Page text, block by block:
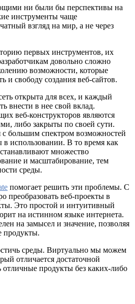
ни были бы перспективы на
инструменты чаще
взгляд на мир, а не через
первых инструментов, их
довольно сложно
возможности, которые
и свободу создания веб-сайтов.
открыта для всех, и каждый
внести в нее свой вклад.
веб-конструкторов являются
либо закрыты по своей сути.
большим спектром возможностей
использовании. В то время как
множество
и масштабирование, тем
среды.
помогает решить эти проблемы. С
веб-проекты в
Это простой и интуитивный
на истинном языке интернета.
на замысел и значение, позволяя
продукты.
среды. Виртуально мы можем
отличается достаточной
отличные продукты без каких-либо